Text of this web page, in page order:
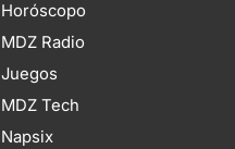
Horóscopo
MDZ Radio
Juegos
MDZ Tech
Napsix